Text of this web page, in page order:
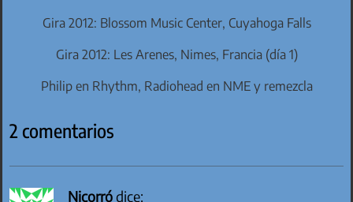
Gira 2012: Blossom Music Center, Cuyahoga Falls
Gira 2012: Les Arenes, Nimes, Francia (día 1)
Philip en Rhythm, Radiohead en NME y remezcla
2 comentarios
Nicorródice: